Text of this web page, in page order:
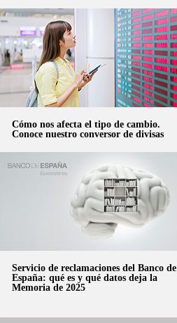
Cómo nos afecta el tipo de cambio.
Conoce nuestro conversor de divisas
Servicio de reclamaciones del Banco de
España: qué es y qué datos deja la
Memoria de 2025